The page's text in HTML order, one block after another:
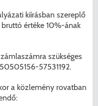
kiírásban szereplő
értéke 10%-ának
szükséges
57531192.
a közlemény rovatban